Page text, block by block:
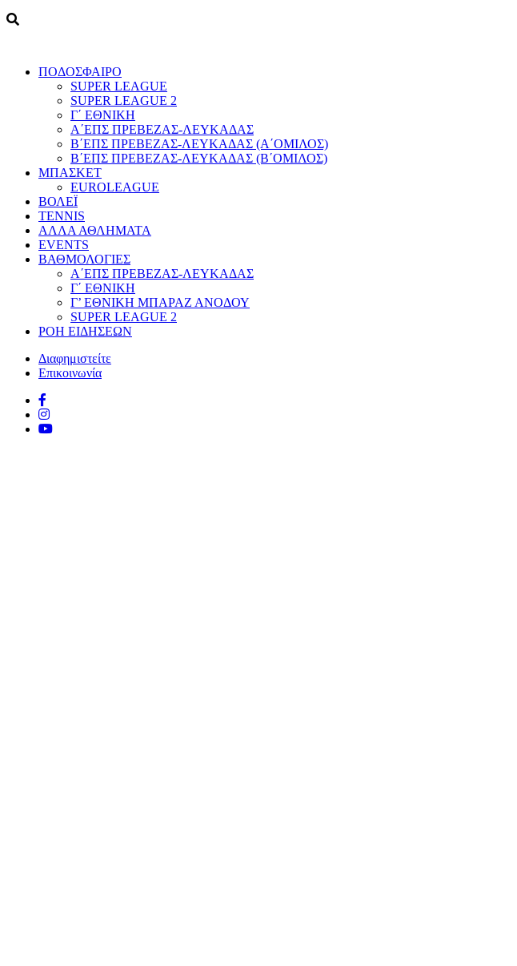
ΠΟΔΟΣΦΑΙΡΟ
SUPER LEAGUE
SUPER LEAGUE 2
Γ΄ ΕΘΝΙΚΗ
Α΄ΕΠΣ ΠΡΕΒΕΖΑΣ-ΛΕΥΚΑΔΑΣ
Β΄ΕΠΣ ΠΡΕΒΕΖΑΣ-ΛΕΥΚΑΔΑΣ (Α΄ΟΜΙΛΟΣ)
Β΄ΕΠΣ ΠΡΕΒΕΖΑΣ-ΛΕΥΚΑΔΑΣ (Β΄ΟΜΙΛΟΣ)
ΜΠΑΣΚΕΤ
EUROLEAGUE
ΒΟΛΕΪ
TENNIS
ΑΛΛΑ ΑΘΛΗΜΑΤΑ
EVENTS
ΒΑΘΜΟΛΟΓΙΕΣ
Α΄ΕΠΣ ΠΡΕΒΕΖΑΣ-ΛΕΥΚΑΔΑΣ
Γ΄ ΕΘΝΙΚΗ
Γ’ ΕΘΝΙΚΗ ΜΠΑΡΑΖ ΑΝΟΔΟΥ
SUPER LEAGUE 2
ΡΟΗ ΕΙΔΗΣΕΩΝ
Διαφημιστείτε
Επικοινωνία